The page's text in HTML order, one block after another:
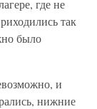
где не
так
было
и
нижние